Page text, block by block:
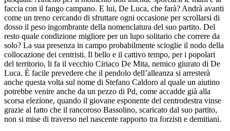
faccia con il fango campano. E lui, De Luca, che farà? Andrà avanti
come un treno cercando di sfruttare ogni occasione per scrollarsi di
dosso il peso ingombrante della nomenclatura del suo partito. Del
resto quale condizione migliore per un lupo solitario che correre da
solo? La sua presenza in campo probabilmente scioglie il nodo della
collocazione dei centristi. Il bello e il cattivo tempo, per i popolari
del territorio, li fa il vecchio Ciriaco De Mita, nemico giurato di De
Luca. È facile prevedere che il pendolo dell’alleanza si arresterà
anche questa volta sul nome di Stefano Caldoro al quale un aiutino
potrebbe venire anche da un pezzo di Pd, come accadde già alla
scorsa elezione, quando il giovane esponente del centrodestra vinse
grazie al fatto che il rancoroso Bassolino, scaricato dal suo partito,
non si mise di traverso nel nascente rapporto tra forzisti e demitiani.